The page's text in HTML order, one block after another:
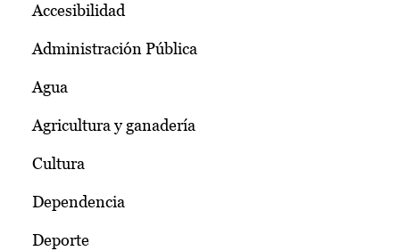
Accesibilidad
Administración Pública
Agua
Agricultura y ganadería
Cultura
Dependencia
Deporte